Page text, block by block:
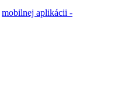
mobilnej aplikácii -